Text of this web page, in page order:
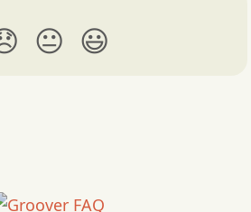
😐 😃